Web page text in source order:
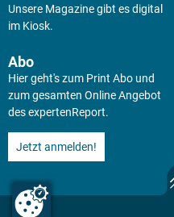
Unsere Magazine gibt es digital
im Kiosk.
Abo
Hier geht's zum Print Abo und
zum gesamten Online Angebot
des expertenReport.
Jetzt anmelden!